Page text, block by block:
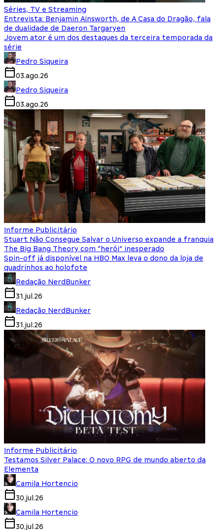
Séries, TV e Streaming
Entrevista: Benjamin Ainsworth, de A Casa do Dragão, fala
de dualidade de Daeron Targaryen
Jovem ator é um dos destaques da terceira temporada da
série
Pedro Siqueira
03.ago.26
Pedro Siqueira
03.ago.26
Informe Publicitário
Stuart Não Consegue Salvar o Universo expande a franquia
The Big Bang Theory com “herói” inesperado
Spin-off já disponível na HBO Max leva o dono da loja de
quadrinhos ao holofote
Redação NerdBunker
31.jul.26
Redação NerdBunker
31.jul.26
Informe Publicitário
Testamos Silver Palace: O novo RPG de mundo aberto da
Elementa
Camila Hortencio
30.jul.26
Camila Hortencio
30.jul.26